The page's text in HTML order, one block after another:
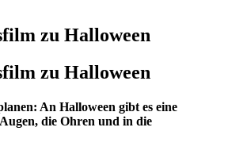
zu Halloween
zu Halloween
An Halloween gibt es eine
die Ohren und in die